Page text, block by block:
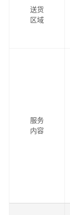
送货
区域
服务
内容